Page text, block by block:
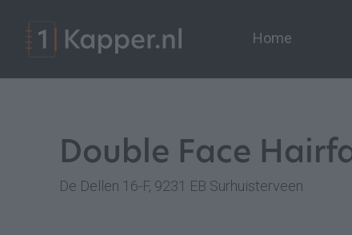
Home
Double Face
De Dellen 16-F, 9231 EB Surhuisterveen